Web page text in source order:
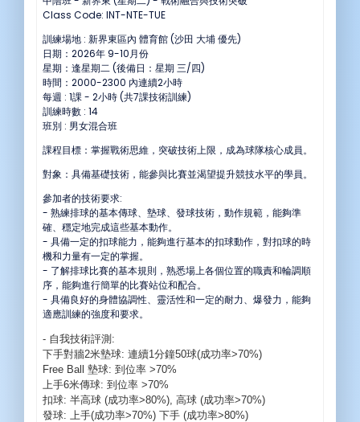
Class Code: INT-NTE-TUE
訓練場地 : 新界東區內 體育館 (沙田 大埔 優先)
日期：2026年 9-10月份
星期：逢星期二 (後備日：星期 三/四)
時間：2000-2300 內連續2小時
每週 : 1課 - 2小時 (共7課技術訓練)
訓練時數 : 14
班別 : 男女混合班
課程目標：掌握戰術思維，突破技術上限，成為球隊核心成員。
對象：具備基礎技術，能參與比賽並渴望提升競技水平的學員。
參加者的技術要求:
- 熟練排球的基本傳球、墊球、發球技術，動作規範，能夠準
確、穩定地完成這些基本動作。
- 具備一定的扣球能力，能夠進行基本的扣球動作，對扣球的時
機和力量有一定的掌握。
- 了解排球比賽的基本規則，熟悉場上各個位置的職責和輪調順
序，能夠進行簡單的比賽站位和配合。
- 具備良好的身體協調性、靈活性和一定的耐力、爆發力，能夠
適應訓練的強度和要求。
- 自我技術評測:
下手對牆2米墊球: 連續1分鐘50球(成功率>70%)
Free Ball 墊球: 到位率 >70%
上手6米傳球: 到位率 >70%
扣球: 半高球 (成功率>80%), 高球 (成功率>70%)
發球: 上手(成功率>70%) 下手 (成功率>80%)